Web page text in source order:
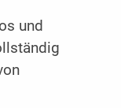
und